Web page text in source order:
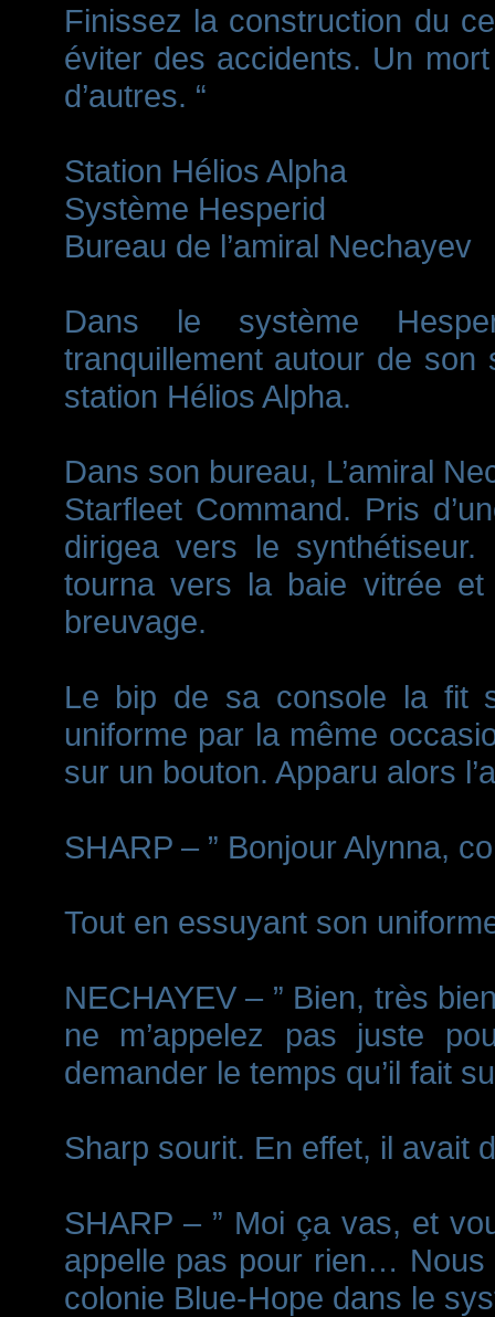
Finissez la construction du
éviter des accidents. Un
d’autres. “
Station Hélios Alpha
Système Hesperid
Bureau de l’amiral Nechayev
Dans le système
tranquillement autour de
station Hélios Alpha.
Dans son bureau, L’amiral
Starfleet Command. Pris
dirigea vers le
tourna vers la baie vitrée
breuvage.
Le bip de sa console la fit
uniforme par la même
sur un bouton. Apparu alors
SHARP – ” Bonjour Alynna,
Tout en essuyant son
NECHAYEV – ” Bien, très
ne m’appelez pas juste
demander le temps qu’il fait
Sharp sourit. En effet, il avait
SHARP – ” Moi ça vas, et
appelle pas pour rien…
colonie Blue-Hope dans le